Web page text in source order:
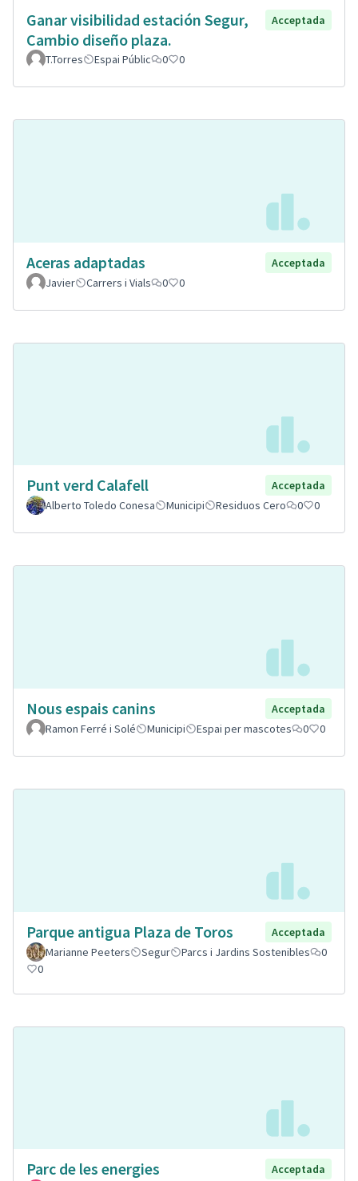
Ganar visibilidad estación Segur,
Cambio diseño plaza.
Acceptada
T.Torres Espai Públic 0 0
Aceras adaptadas
Acceptada
Javier
Carrers i Vials 0 0
Punt verd Calafell
Acceptada
Alberto Toledo Conesa
Municipi Residuos Cero 0 0
Nous espais canins
Acceptada
Ramon Ferré i Solé
Municipi Espai per mascotes 0 0
Parque antigua Plaza de Toros
Acceptada
Marianne Peeters
Segur Parcs i Jardins Sostenibles
0
0
Parc de les energies
Acceptada